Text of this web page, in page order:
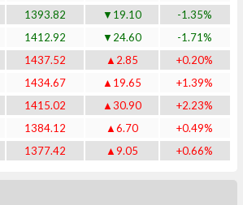
1393.82 ▼19.10
-1.35%
1412.92 ▼24.60
-1.71%
1437.52 ▲2.85
+0.20%
1434.67 ▲19.65
+1.39%
1415.02 ▲30.90
+2.23%
1384.12 ▲6.70
+0.49%
1377.42 ▲9.05 +0.66%